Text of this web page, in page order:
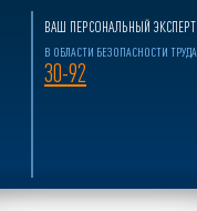
ВАШ ПЕРСОНАЛЬНЫЙ ЭКСПЕРТ
В ОБЛАСТИ БЕЗОПАСНОСТИ ТРУДА
30-92